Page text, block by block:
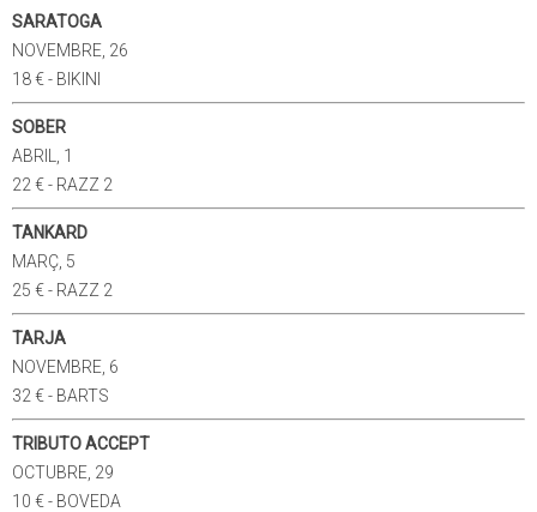
SARATOGA
NOVEMBRE, 26
18 € - BIKINI
SOBER
ABRIL, 1
22 € - RAZZ 2
TANKARD
MARÇ, 5
25 € - RAZZ 2
TARJA
NOVEMBRE, 6
32 € - BARTS
TRIBUTO ACCEPT
OCTUBRE, 29
10 € - BOVEDA